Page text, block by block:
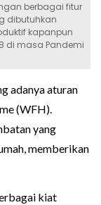
berbagai fitur
dibutuhkan
kapanpun
di masa Pandemi
adanya aturan
(WFH).
yang
memberikan
kiat